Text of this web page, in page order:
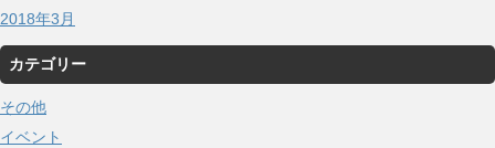
2018年3月
カテゴリー
その他
イベント